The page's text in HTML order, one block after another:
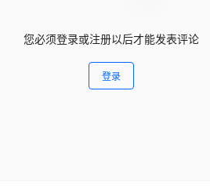
您必须登录或注册以后才能发表评论
登录